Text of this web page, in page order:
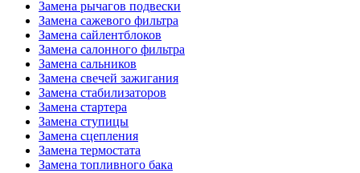
Замена рычагов подвески
Замена сажевого фильтра
Замена сайлентблоков
Замена салонного фильтра
Замена сальников
Замена свечей зажигания
Замена стабилизаторов
Замена стартера
Замена ступицы
Замена сцепления
Замена термостата
Замена топливного бака